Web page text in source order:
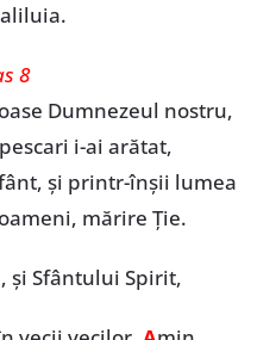
8
Dumnezeul nostru,
i-ai arătat,
și printr-înșii lumea
mărire Ție.
și Sfântului Spirit,